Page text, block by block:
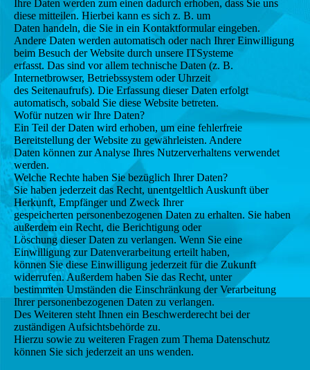
Ihre Daten werden zum einen dadurch erhoben, dass Sie uns
diese mitteilen. Hierbei kann es sich z. B. um
Daten handeln, die Sie in ein Kontaktformular eingeben.
Andere Daten werden automatisch oder nach Ihrer Einwilligung
beim Besuch der Website durch unsere ITSysteme
erfasst. Das sind vor allem technische Daten (z. B.
Internetbrowser, Betriebssystem oder Uhrzeit
des Seitenaufrufs). Die Erfassung dieser Daten erfolgt
automatisch, sobald Sie diese Website betreten.
Wofür nutzen wir Ihre Daten?
Ein Teil der Daten wird erhoben, um eine fehlerfreie
Bereitstellung der Website zu gewährleisten. Andere
Daten können zur Analyse Ihres Nutzerverhaltens verwendet
werden.
Welche Rechte haben Sie bezüglich Ihrer Daten?
Sie haben jederzeit das Recht, unentgeltlich Auskunft über
Herkunft, Empfänger und Zweck Ihrer
gespeicherten personenbezogenen Daten zu erhalten. Sie haben
außerdem ein Recht, die Berichtigung oder
Löschung dieser Daten zu verlangen. Wenn Sie eine
Einwilligung zur Datenverarbeitung erteilt haben,
können Sie diese Einwilligung jederzeit für die Zukunft
widerrufen. Außerdem haben Sie das Recht, unter
bestimmten Umständen die Einschränkung der Verarbeitung
Ihrer personenbezogenen Daten zu verlangen.
Des Weiteren steht Ihnen ein Beschwerderecht bei der
zuständigen Aufsichtsbehörde zu.
Hierzu sowie zu weiteren Fragen zum Thema Datenschutz
können Sie sich jederzeit an uns wenden.